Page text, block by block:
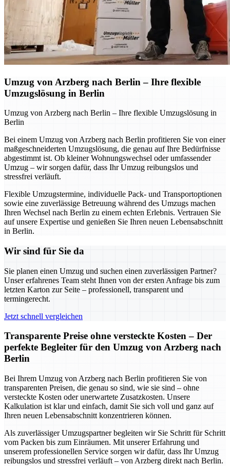
Umzug von Arzberg nach Berlin – Ihre flexible
Umzugslösung in Berlin
Umzug von Arzberg nach Berlin – Ihre flexible Umzugslösung in
Berlin
Bei einem Umzug von Arzberg nach Berlin profitieren Sie von einer
maßgeschneiderten Umzugslösung, die genau auf Ihre Bedürfnisse
abgestimmt ist. Ob kleiner Wohnungswechsel oder umfassender
Umzug – wir sorgen dafür, dass Ihr Umzug reibungslos und
stressfrei verläuft.
Flexible Umzugstermine, individuelle Pack- und Transportoptionen
sowie eine zuverlässige Betreuung während des Umzugs machen
Ihren Wechsel nach Berlin zu einem echten Erlebnis. Vertrauen Sie
auf unsere Expertise und genießen Sie Ihren neuen Lebensabschnitt
in Berlin.
Wir sind für Sie da
Sie planen einen Umzug und suchen einen zuverlässigen Partner?
Unser erfahrenes Team steht Ihnen von der ersten Anfrage bis zum
letzten Karton zur Seite – professionell, transparent und
termingerecht.
Jetzt schnell vergleichen
Transparente Preise ohne versteckte Kosten – Der
perfekte Begleiter für den Umzug von Arzberg nach
Berlin
Bei Ihrem Umzug von Arzberg nach Berlin profitieren Sie von
transparenten Preisen, die genau so sind, wie sie sind – ohne
versteckte Kosten oder unerwartete Zusatzkosten. Unsere
Kalkulation ist klar und einfach, damit Sie sich voll und ganz auf
Ihren neuen Lebensabschnitt konzentrieren können.
Als zuverlässiger Umzugspartner begleiten wir Sie Schritt für Schritt
vom Packen bis zum Einräumen. Mit unserer Erfahrung und
unserem professionellen Service sorgen wir dafür, dass Ihr Umzug
reibungslos und stressfrei verläuft – von Arzberg direkt nach Berlin.